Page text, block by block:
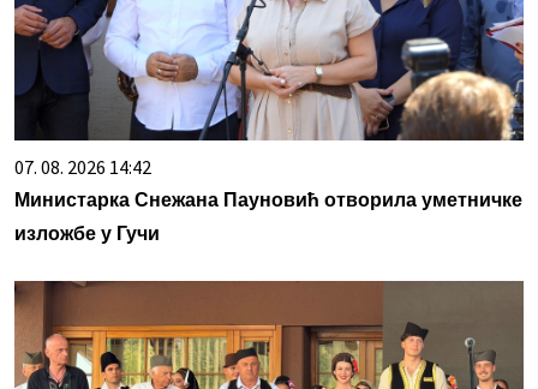
07. 08. 2026 14:42
Министарка Снежана Пауновић отворила уметничке
изложбе у Гучи